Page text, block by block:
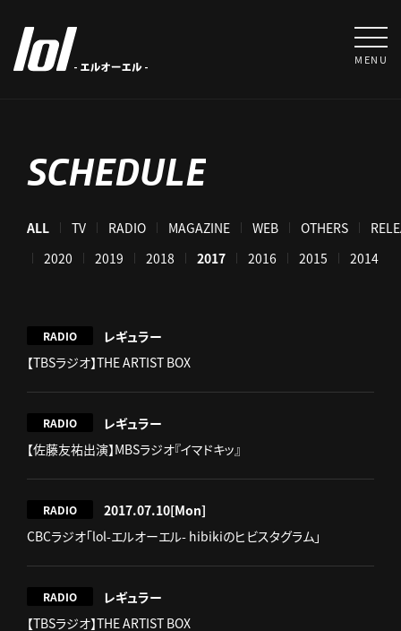
MENU
SCHEDULE
ALL TV RADIO MAGAZINE WEB OTHERS
2020 2019 2018 2017 2016 2015 2014
RADIO
レギュラー
【TBSラジオ】THE ARTIST BOX
RADIO
レギュラー
【佐藤友祐出演】MBSラジオ『イマドキッ』
RADIO 2017.07.10[Mon]
CBCラジオ「lol-エルオーエル- hibikiのヒビスタグラム」
RADIO
レギュラー
【TBSラジオ】THE ARTIST BOX